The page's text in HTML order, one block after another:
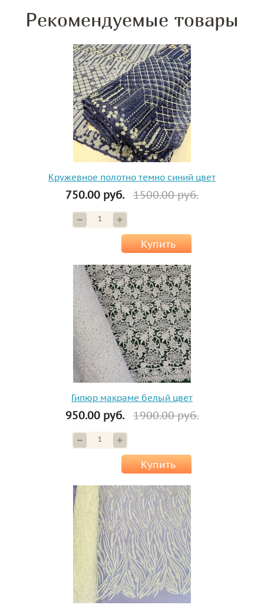
Рекомендуемые товары
Кружевное полотно темно синий цвет
750.00 руб. 1500.00 руб.
Купить
Гипюр макраме белый цвет
950.00 руб. 1900.00 руб.
Купить